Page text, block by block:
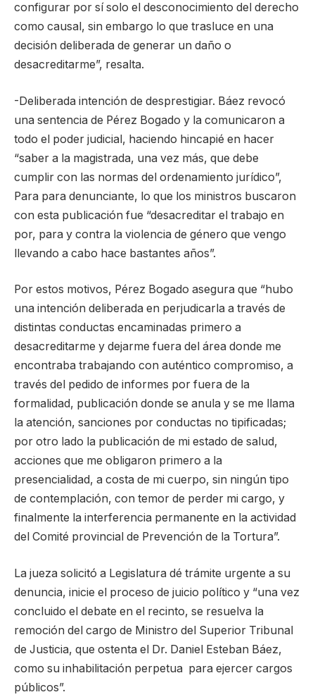
configurar por sí solo el desconocimiento del derecho
como causal, sin embargo lo que trasluce en una
decisión deliberada de generar un daño o
desacreditarme”, resalta.
-Deliberada intención de desprestigiar. Báez revocó
una sentencia de Pérez Bogado y la comunicaron a
todo el poder judicial, haciendo hincapié en hacer
“saber a la magistrada, una vez más, que debe
cumplir con las normas del ordenamiento jurídico”,
Para para denunciante, lo que los ministros buscaron
con esta publicación fue “desacreditar el trabajo en
por, para y contra la violencia de género que vengo
llevando a cabo hace bastantes años”.
Por estos motivos, Pérez Bogado asegura que “hubo
una intención deliberada en perjudicarla a través de
distintas conductas encaminadas primero a
desacreditarme y dejarme fuera del área donde me
encontraba trabajando con auténtico compromiso, a
través del pedido de informes por fuera de la
formalidad, publicación donde se anula y se me llama
la atención, sanciones por conductas no tipificadas;
por otro lado la publicación de mi estado de salud,
acciones que me obligaron primero a la
presencialidad, a costa de mi cuerpo, sin ningún tipo
de contemplación, con temor de perder mi cargo, y
finalmente la interferencia permanente en la actividad
del Comité provincial de Prevención de la Tortura”.
La jueza solicitó a Legislatura dé trámite urgente a su
denuncia, inicie el proceso de juicio político y “una vez
concluido el debate en el recinto, se resuelva la
remoción del cargo de Ministro del Superior Tribunal
de Justicia, que ostenta el Dr. Daniel Esteban Báez,
como su inhabilitación perpetua para ejercer cargos
públicos”.